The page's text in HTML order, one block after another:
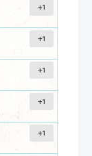
+1
+1
+1
+1
+1